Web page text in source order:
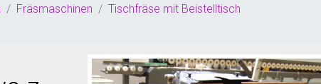
Fräsmaschinen
Tischfräse mit Beistelltisch